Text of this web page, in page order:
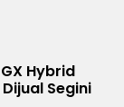
Hybrid
Segini